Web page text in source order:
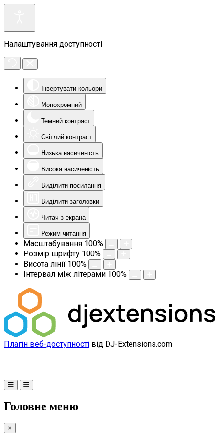
Налаштування доступності
Інвертувати кольори
Монохромний
Темний контраст
Світлий контраст
Низька насиченість
Висока насиченість
Виділити посилання
Виділити заголовки
Читач з екрана
Режим читання
Масштабування 100%
Розмір шрифту 100%
Висота лінії 100%
Інтервал між літерами 100%
Плагін веб-доступності від DJ-Extensions.com
Головне меню
×